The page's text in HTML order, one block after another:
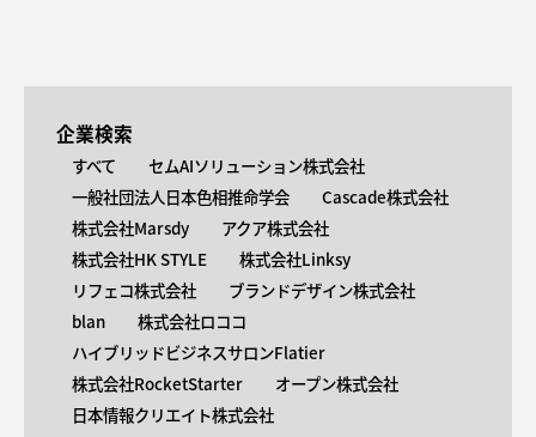
企業検索
すべて
セムAIソリューション株式会社
一般社団法人日本色相推命学会
Cascade株式会社
株式会社Marsdy
アクア株式会社
株式会社HK STYLE
株式会社Linksy
リフェコ株式会社
ブランドデザイン株式会社
blan
株式会社ロココ
ハイブリッドビジネスサロンFlatier
株式会社RocketStarter
オープン株式会社
日本情報クリエイト株式会社